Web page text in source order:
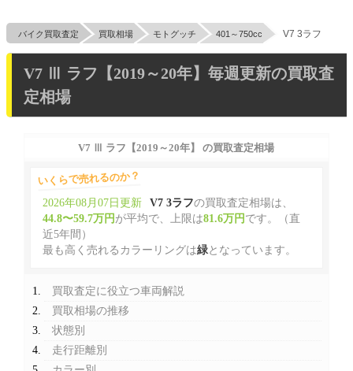
バイク買取査定 買取相場 モトグッチ 401～750cc V7 3ラフ
V7 Ⅲ ラフ【2019～20年】毎週更新の買取査
定相場
V7 Ⅲ ラフ【2019～20年】 の買取査定相場
いくらで売れるのか？
2026年08月07日更新 V7 3ラフの買取査定相場は、
44.8〜59.7万円 が平均で、上限は81.6万円 です。（直
近5年間）
最も高く売れるカラーリングは緑となっています。
買取査定に役立つ車両解説
買取相場の推移
状態別
走行距離別